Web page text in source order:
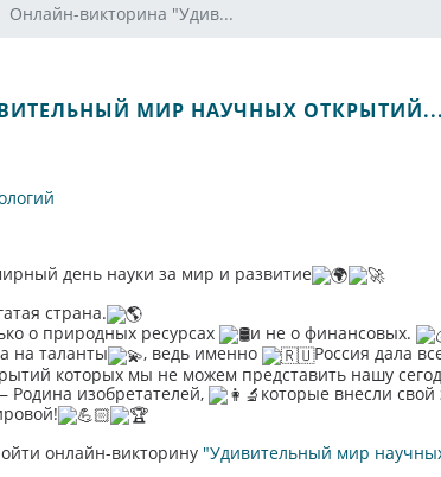
Онлайн-викторина "Удив...
МИР НАУЧНЫХ
день науки за мир и развитие
страна.
о природных ресурсах
и не о финансовых.
на таланты
, ведь именно Россия дала
которых мы не можем представить нашу
изобретателей,
которые внесли
онлайн-викторину "Удивительный мир